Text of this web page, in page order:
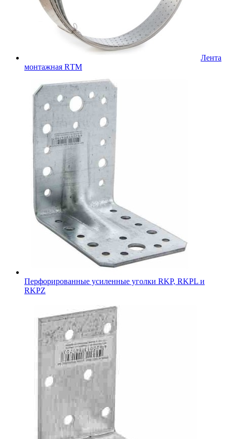
Лента
монтажная RТМ
Перфорированные усиленные уголки RKP, RKPL и
RKPZ